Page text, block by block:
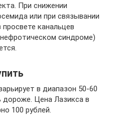
При снижении
или при связывании
канальцев
синдроме)
в диапазон 50-60
дороже. Цена Лазикса в
100 рублей.